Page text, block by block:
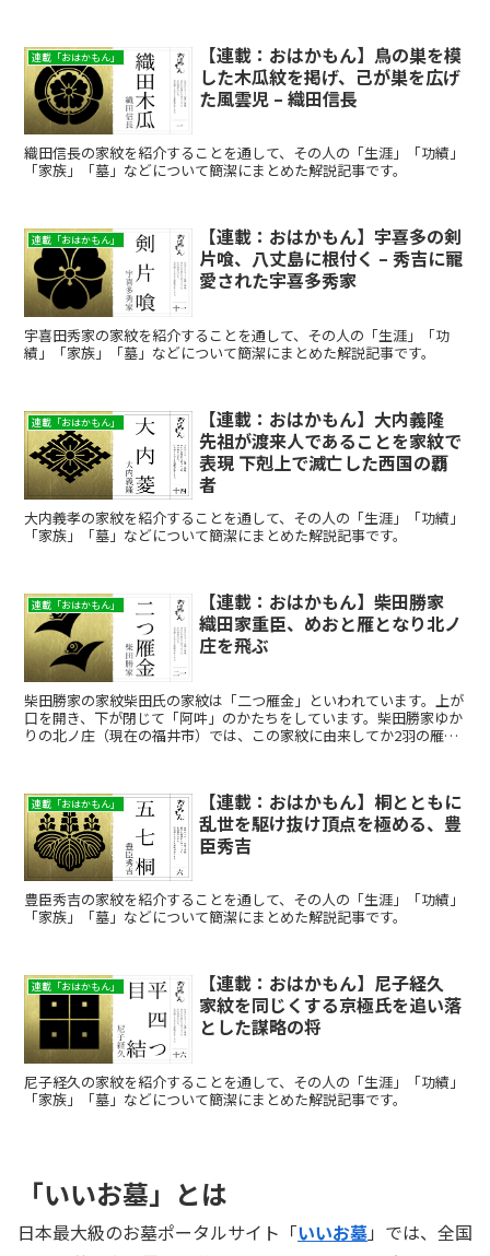
連載「おはかもん」
【連載：おはかもん】鳥の巣を模
した木瓜紋を掲げ、己が巣を広げ
た風雲児 – 織田信長
織田信長の家紋を紹介することを通して、その人の「生涯」「功績」
「家族」「墓」などについて簡潔にまとめた解説記事です。
連載「おはかもん」
【連載：おはかもん】宇喜多の剣
片喰、八丈島に根付く – 秀吉に寵
愛された宇喜多秀家
宇喜田秀家の家紋を紹介することを通して、その人の「生涯」「功
績」「家族」「墓」などについて簡潔にまとめた解説記事です。
連載「おはかもん」
【連載：おはかもん】大内義隆
先祖が渡来人であることを家紋で
表現 下剋上で滅亡した西国の覇
者
大内義孝の家紋を紹介することを通して、その人の「生涯」「功績」
「家族」「墓」などについて簡潔にまとめた解説記事です。
連載「おはかもん」
【連載：おはかもん】柴田勝家
織田家重臣、めおと雁となり北ノ
庄を飛ぶ
柴田勝家の家紋柴田氏の家紋は「二つ雁金」といわれています。上が
口を開き、下が閉じて「阿吽」のかたちをしています。柴田勝家ゆか
りの北ノ庄（現在の福井市）では、この家紋に由来してか2羽の雁を
連載「おはかもん」
【連載：おはかもん】桐とともに
乱世を駆け抜け頂点を極める、豊
臣秀吉
豊臣秀吉の家紋を紹介することを通して、その人の「生涯」「功績」
「家族」「墓」などについて簡潔にまとめた解説記事です。
連載「おはかもん」
【連載：おはかもん】尼子経久
家紋を同じくする京極氏を追い落
とした謀略の将
尼子経久の家紋を紹介することを通して、その人の「生涯」「功績」
「家族」「墓」などについて簡潔にまとめた解説記事です。
「いいお墓」とは
日本最大級のお墓ポータルサイト「いいお墓」では、全国